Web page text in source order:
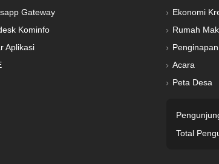
Gateway
Kominfo
Aplikasi
Ekonomi
Rumah
Penginapan
Acara
Peta Desa
Total